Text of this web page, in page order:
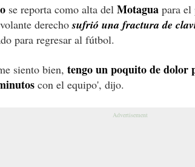
se reporta como alta del Motagua para
derechosufrió una fractura de
para regresar al fútbol.
siento bien, tengo un poquito de dolor
con el equipo', dijo.